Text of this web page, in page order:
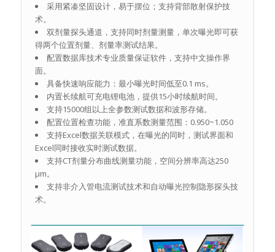
采用紧凑坚固设计，易于摆位；支持背部散射保护技
术。
双剂量探头通道，支持同时剂量测量，单次曝光即可获
得两个位置剂量、剂量率测试结果。
配置数据库技术专业质量保证软件，支持中文操作界
面。
具备快速响应能力：最小曝光时间低至0.1 ms。
内置长续航可充电锂电池，提供15小时续航时间。
支持15000组以上全参数测试数据和波形存储。
配置位置检查功能，准直系数测量范围：0.950~1.050
支持Excel数据关联模式，在曝光的同时，测试界面和
Excel同时接收实时测试数据。
支持CT剂量分布曲线测量功能，空间分辨率高达250
μm。
支持非介入管电流测试技术和自动曝光控制隐形探头技
术。